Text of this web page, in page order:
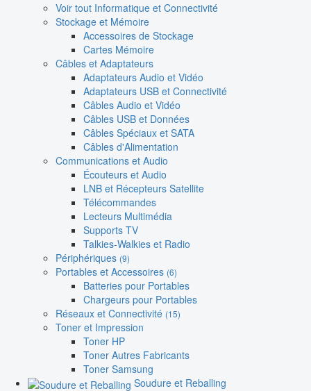
Voir tout Informatique et Connectivité
Stockage et Mémoire
Accessoires de Stockage
Cartes Mémoire
Câbles et Adaptateurs
Adaptateurs Audio et Vidéo
Adaptateurs USB et Connectivité
Câbles Audio et Vidéo
Câbles USB et Données
Câbles Spéciaux et SATA
Câbles d'Alimentation
Communications et Audio
Écouteurs et Audio
LNB et Récepteurs Satellite
Télécommandes
Lecteurs Multimédia
Supports TV
Talkies-Walkies et Radio
Périphériques (9)
Portables et Accessoires (6)
Batteries pour Portables
Chargeurs pour Portables
Réseaux et Connectivité (15)
Toner et Impression
Toner HP
Toner Autres Fabricants
Toner Samsung
Soudure et Reballing